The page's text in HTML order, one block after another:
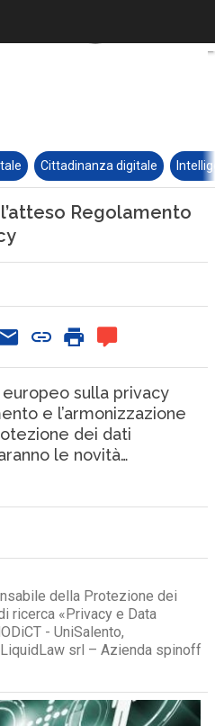
Cittadinanza digitale
Regolamento
sulla privacy
e l’armonizzazione
dei dati
le novità…
della Protezione dei
ricerca «Privacy e Data
- UniSalento,
srl – Azienda spinoff